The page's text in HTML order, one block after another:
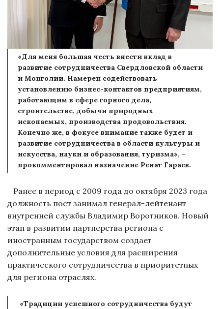
«Для меня большая честь внести вклад в
развитие сотрудничества Свердловской области
и Монголии. Намерен содействовать
установлению бизнес-контактов предприятиям,
работающим в сфере горного дела,
строительстве, добычи природных
ископаемых, производства продовольствия.
Конечно же, в фокусе внимание также будет и
развитие сотрудничества в области культуры и
искусства, науки и образования, туризма», –
прокомментировал назначение Ренат Гараев.
Ранее в период с 2009 года до октября 2023 года
должность пост занимал генерал-лейтенант
внутренней службы Владимир Воротников. Новый
этап в развитии партнерства региона с
иностранным государством создает
дополнительные условия для расширения
практического сотрудничества в приоритетных
для региона отраслях.
«Традиции успешного сотрудничества будут